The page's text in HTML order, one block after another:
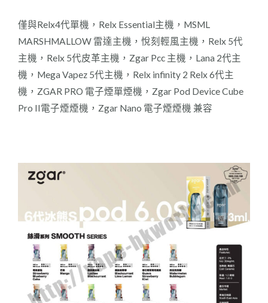
僅與Relx4代單機，Relx Essential主機，MSML
MARSHMALLOW 雷達主機，悅刻輕風主機，Relx 5代
主機，Relx 5代皮革主機，Zgar Pcc 主機，Lana 2代主
機，Mega Vapez 5代主機，Relx infinity 2 Relx 6代主
機，ZGAR PRO 電子煙單煙機，Zgar Pod Device Cube
Pro II電子煙煙機，Zgar Nano 電子煙煙機 兼容